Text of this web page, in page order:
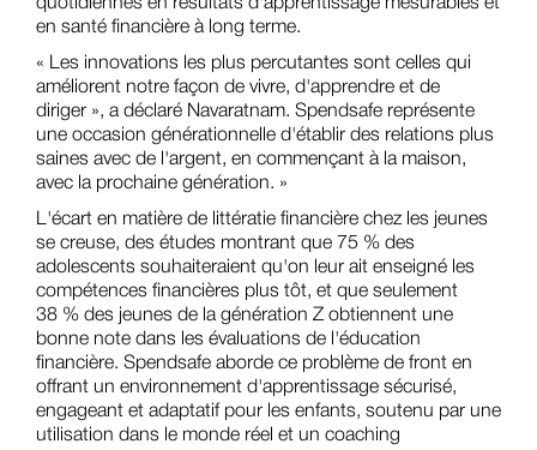
quotidiennes en résultats d'apprentissage mesurables et
en santé financière à long terme.
« Les innovations les plus percutantes sont celles qui
améliorent notre façon de vivre, d'apprendre et de
diriger », a déclaré Navaratnam. Spendsafe représente
une occasion générationnelle d'établir des relations plus
saines avec de l'argent, en commençant à la maison,
avec la prochaine génération. »
L'écart en matière de littératie financière chez les jeunes
se creuse, des études montrant que 75 % des
adolescents souhaiteraient qu'on leur ait enseigné les
compétences financières plus tôt, et que seulement
38 % des jeunes de la génération Z obtiennent une
bonne note dans les évaluations de l'éducation
financière. Spendsafe aborde ce problème de front en
offrant un environnement d'apprentissage sécurisé,
engageant et adaptatif pour les enfants, soutenu par une
utilisation dans le monde réel et un coaching